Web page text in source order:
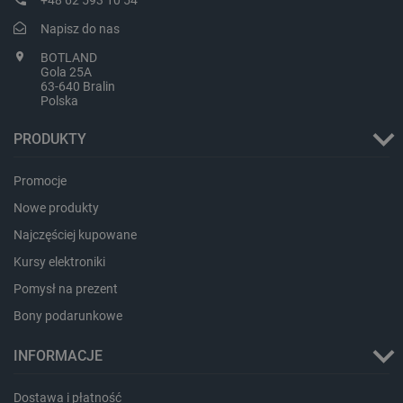
Napisz do nas
BOTLAND
Gola 25A
63-640 Bralin
Polska
PRODUKTY
Promocje
Nowe produkty
Najczęściej kupowane
Kursy elektroniki
Pomysł na prezent
Bony podarunkowe
INFORMACJE
Dostawa i płatność